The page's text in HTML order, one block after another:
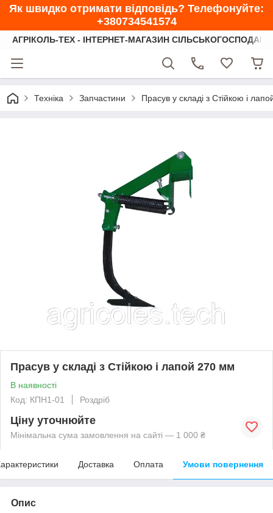
Як швидко отримати відповідь? Телефонуйте:
+380734541574
АГРІКОЛЬ-ТЕХ - ІНТЕРНЕТ-МАГАЗИН
Техніка Запчастини Прасув у складі з Стійкою і
Прасув у складі з Стійкою і лапой 270 мм
В наявності
Код: КПН1-01
Роздріб
Ціну уточнюйте
Мінімальна сума замовлення на сайті — 1 000 ₴
Доставка Оплата Умови повернення
Опис